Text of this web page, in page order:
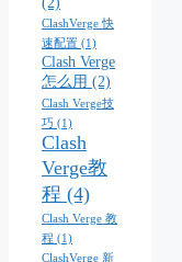
ClashVerge 快
速配置 (1)
Clash Verge
怎么用 (2)
Clash Verge技
巧 (1)
Clash
Verge教
程 (4)
Clash Verge 教
程 (1)
ClashVerge 新